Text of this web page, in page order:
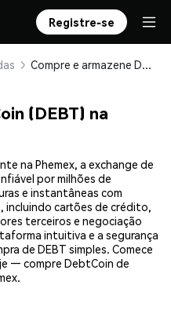
Registre-se
Compre e armazene DebtCoin (DEBT) com segurança
(DEBT) na
na Phemex, a exchange de
por milhões de
e instantâneas com
cartões de crédito,
terceiros e negociação
intuitiva e a segurança
de DEBT simples. Comece
— compre DebtCoin de